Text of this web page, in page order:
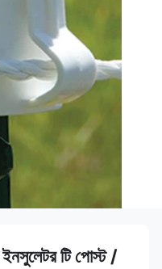
ইনসুলেটর টি পোস্ট /